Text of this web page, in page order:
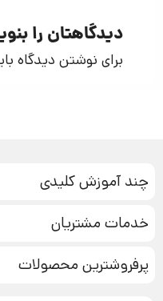
دیدگاهتان را
برای نوشتن دیدگاه
چند آموزش کلیدی
بازاریابی عصبی
تبلیغ نویسی
خدمات مشتریان
آموزش دسترسی به دانلود
پرفروشترین محصولات
دوره جدید